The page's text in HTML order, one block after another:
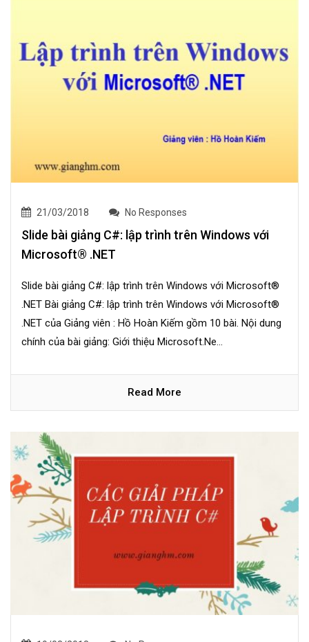
21/03/2018 No Responses
Slide bài giảng C#: lập trình trên Windows với
Microsoft® .NET
Slide bài giảng C#: lập trình trên Windows với Microsoft®
.NET Bài giảng C#: lập trình trên Windows với Microsoft®
.NET của Giảng viên : Hồ Hoàn Kiếm gồm 10 bài. Nội dung
chính của bài giảng: Giới thiệu Microsoft.Ne...
Read More